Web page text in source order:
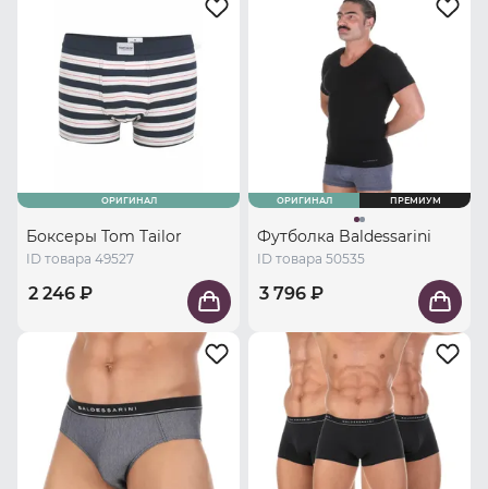
ОРИГИНАЛ
Боксеры Tom Tailor
ID товара 49527
2 246 ₽
ОРИГИНАЛ ПРЕМИУМ
Футболка Baldessarini
ID товара 50535
3 796 ₽